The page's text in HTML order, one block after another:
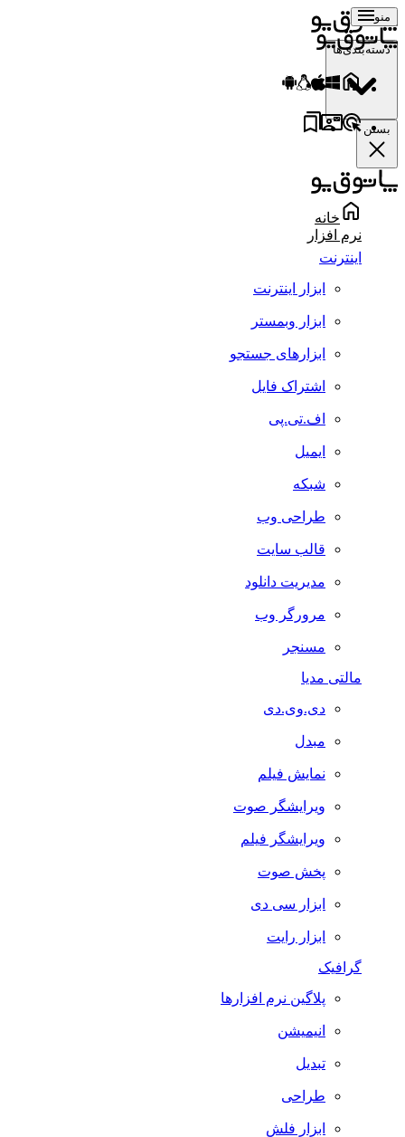
منو
دسته‌بندی‌ها
بستن
خانه
نرم افزار
اینترنت
ابزار اینترنت
ابزار وبمستر
ابزارهای جستجو
اشتراک فایل
اف.تی.پی
ایمیل
شبکه
طراحی وب
قالب سایت
مدیریت دانلود
مرورگر وب
مسنجر
مالتی مدیا
دی.وی.دی
مبدل
نمایش فیلم
ویرایشگر صوت
ویرایشگر فیلم
پخش صوت
ابزار سی دی
ابزار رایت
گرافیک
پلاگین نرم افزارها
انیمیشن
تبدیل
طراحی
ابزار فلش